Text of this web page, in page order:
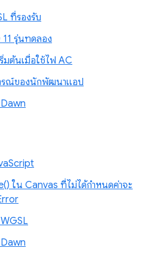
ที่รองรับ
11 รุ่นทดลอง
มต้นเมื่อใช้ไฟ AC
รณ์ของนักพัฒนาแอป
ใน Canvas ที่ไม่ได้กำหนดค่าจะ